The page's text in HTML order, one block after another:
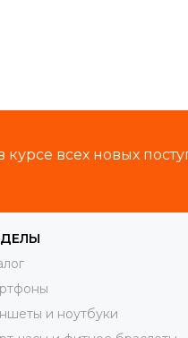
всех новых
и ноутбуки